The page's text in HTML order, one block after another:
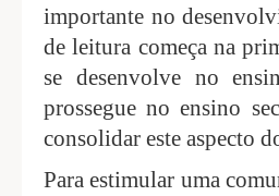
importante no
de leitura começa na
se desenvolve no
prossegue no ensino
consolidar este aspecto
Para estimular uma